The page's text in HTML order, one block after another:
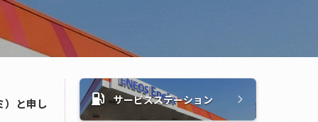
）と申し サービスステーション